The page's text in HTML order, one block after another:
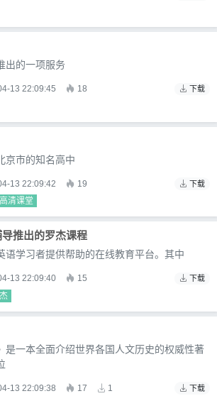
出的一项服务
13 22:09:45 18 下载
京市的知名高中
13 22:09:42 19 下载
高清课堂
推出的罗杰课程
语学习者提供帮助的在线教育平台。其中
13 22:09:40 15 下载
是一本全面介绍世界各国人文历史的权威性著
13 22:09:38 17 1 下载